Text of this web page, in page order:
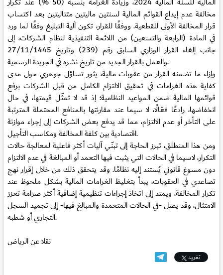
مخالفة عدم إيداع القوائم المالية لسنتين ماليتين متتاليتين بعد اكتساب
قرار المخالفة الأولى للقطعية. ووفقًا للقرار، تكون آلية التبليغ وفقًا لما ورد
في المادة (الرابعة والتسعين) من اللائحة التنفيذية لنظام الشركات، إلى
جانب إلغاء القرار الوزاري السابق رقم (239) وتاريخ 27/11/1445
والعمل بالقرار الجديد من تاريخ نشره في الجريدة الرسمية.
وإزاء ما تضمنه القرار من عقوبات مالية، يثور تساؤل جوهري حول مدى
كفاية هذه الغرامات في تحقيق الالتزام الكامل من قبل الشركات برفع
قوائمها المالية ضمن المواعيد النظامية؛ إذ قد لا تمثّل قيمتها، في حال
انخفاضها، رادعًا فعّالًا، لا سيما عند مقارنتها بالمنافع المحتملة المترتبة
على التأخر أو عدم الالتزام، مما قد يدفع بعض الشركات إلى إجراء موازنة
اقتصادية بين كلفة المخالفة ومكاسب التأجيل.
ومن هذا المنطلق، تبرز الحاجة إلى تبنّي آليات أكثر فاعلية لمعالجة حالات
التكرار، لاسيما في الحالات التي يثبت فيها التعمد أو المبالغة في عدم الالتزام
دون مسوغ قانوني يُستند إليه نظامًا. وقد يتحقق ذلك من خلال إقرار نهج
تصاعدي في العقوبات، يبدأ بتغليظ الغرامات المالية بشكل ملحوظ عند
تكرار المخالفة، ويمتد إلى اتخاذ إجراءات تنظيمية إضافية أكثر صرامة تعزز
الامتثال، وقد يصل -في الحالات المتعمدة والمبالغ فيها- إلى تجميد السجل
التجاري أو شطبه.
نقلا عن الرياض
تغريد